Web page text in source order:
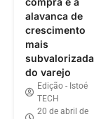
alavanca de
crescimento
mais
subvalorizada
do varejo
Edição - Istoé
TECH
20 de abril de